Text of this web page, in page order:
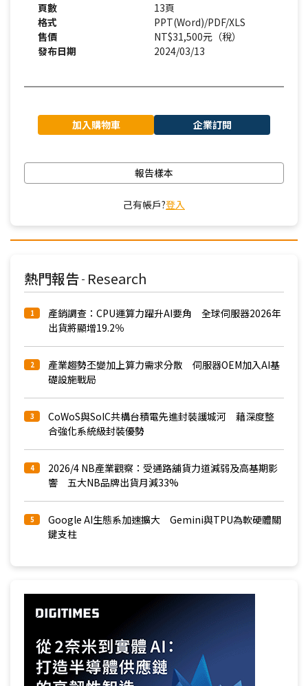
頁數
13頁
格式
PPT(Word)/PDF/XLS
售價
NT$31,500元（稅）
發布日期
2024/03/13
加入購物車 企業訂閱
報告樣本
己有帳戶?登入
熱門報告 - Research
1
產銷調查：CPU運算力躍升AI要角 全球伺服器2026年
出貨將顯增19.2％
2
產業趨勢丕變加上算力需求分散 伺服器OEM加入AI基
礎設施戰局
3
CoWoS與SoIC共構台積電先進封裝護城河 藉深度整
合強化系統級封裝優勢
4
2026/4 NB產業觀察：受通路舖貨力道減弱及高基期影
響 五大NB品牌出貨月減33%
5
Google AI生態系加速擴大 Gemini與TPU為軟硬體關
鍵支柱